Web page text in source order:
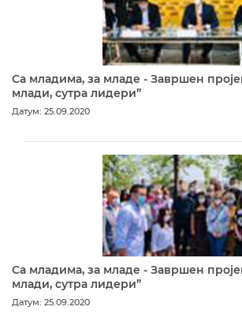
Са младима, за младе - Завршен
млади, сутра лидери”
Датум: 25.09.2020
Са младима, за младе - Завршен
млади, сутра лидери”
Датум: 25.09.2020